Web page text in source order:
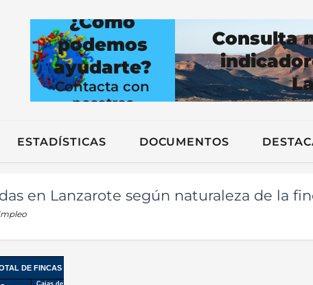
¿Cómo
podemos
ayudarte?
Contacta con
nosotros
Consulta
ESTADÍSTICAS DOCUMENTOS
en Lanzarote según naturaleza de la